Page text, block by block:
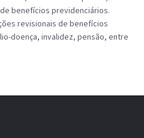
benefícios previdenciários.
revisionais de benefícios
doença, invalidez, pensão, entre